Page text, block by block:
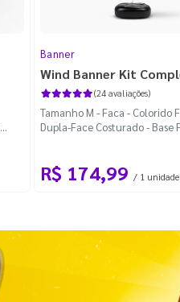
Banner
Wind Banner Kit
(24 avaliações)
Tamanho M - Faca - Colorido
Dupla-Face Costurado - Base
R$ 174,99 / 1 unidade